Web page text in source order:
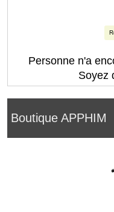
Boutique APPHIM
Personne n'a
Soyez